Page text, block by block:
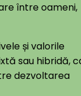
între oameni,
și valorile
sau hibridă,
dezvoltarea